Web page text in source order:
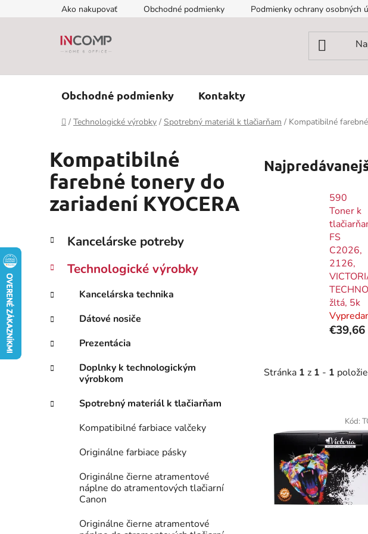
na
Ako nakupovať Obchodné podmienky Podmienky ochrany osobných
Obchodné podmienky Kontakty
Domov
/ Technologické výrobky / Spotrebný materiál k tlačiarňam / Kompatibilné
Kompatibilné
farebné tonery do
zariadení KYOCERA
B
č
ý
p
a
n
l
Preskočiť
kategórie
K
a
e
ó
i
e
Kancelárske potreby
Technologické výrobky
Kancelárska technika
Dátové nosiče
Prezentácia
Doplnky k technologickým
výrobkom
Spotrebný materiál k tlačiarňam
Kompatibilné farbiace valčeky
Originálne farbiace pásky
Originálne čierne atramentové
náplne do atramentových tlačiarní
Canon
Originálne čierne atramentové
590
Toner k
FS
C2026,
2126,
žltá, 5k
€39,66
Stránka 1 z 1 - 1
Kód: